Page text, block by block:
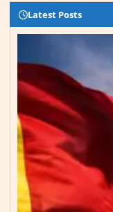
Latest Posts